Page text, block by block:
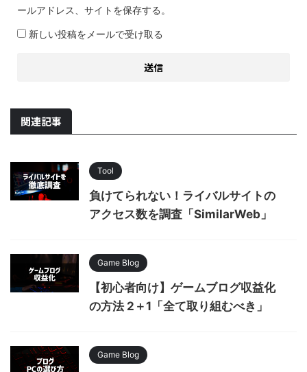
ールアドレス、サイトを保存する。
新しい投稿をメールで受け取る
関連記事
Tool
負けてられない！ライバルサイトの
アクセス数を調査「SimilarWeb」
Game Blog
【初心者向け】ゲームブログ収益化
の方法 2＋1「全て取り組むべき」
Game Blog